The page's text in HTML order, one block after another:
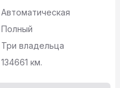
Автоматическая
Полный
Три владельца
134661 км.